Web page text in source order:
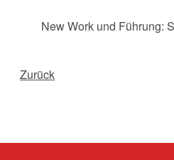
New Work und Führung:
Zurück